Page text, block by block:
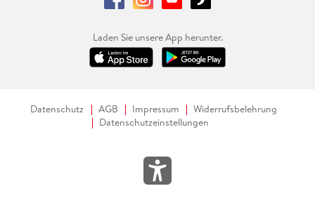
Laden Sie unsere App herunter.
Datenschutz AGB Impressum
Widerrufsbelehrung
Datenschutzeinstellungen